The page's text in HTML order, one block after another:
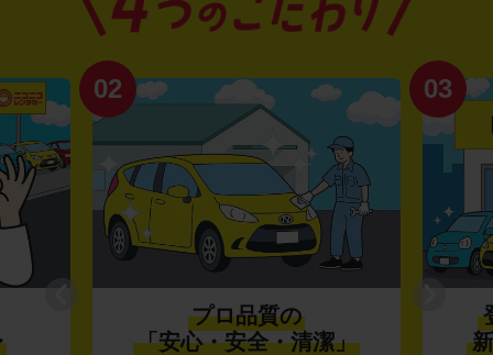
02
プロ品質の
「安心・安全・清潔」
03